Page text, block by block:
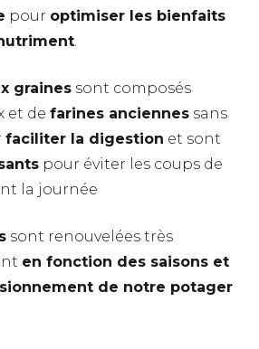
pour optimiser les bienfaits
graines sont composés
et de farines anciennes sans
faciliter la digestion et sont
pour éviter les coups de
la journée
sont renouvelées très
en fonction des saisons et
de notre potager